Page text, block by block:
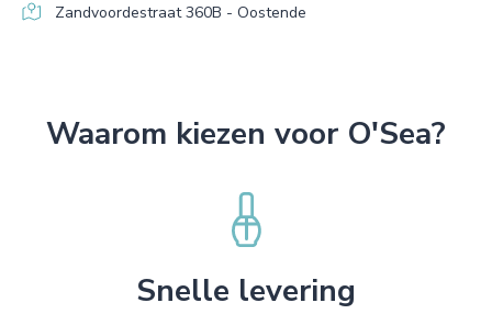
Zandvoordestraat 360B - Oostende
Waarom kiezen voor O'Sea?
Snelle levering